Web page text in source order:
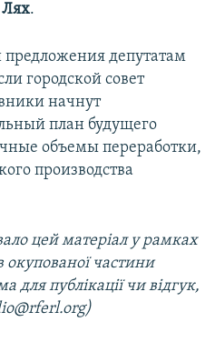
.
предложения депутатам
городской совет
начнут
план будущего
объемы переработки,
производства
цей матеріал у рамках
окупованої частини
для публікації чи відгук,